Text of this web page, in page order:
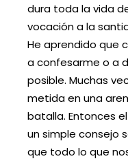
dura toda la vida
vocación a la
He aprendido que
a confesarme o a
posible. Muchas
metida en una
batalla. Entonces
un simple consejo
que todo lo que